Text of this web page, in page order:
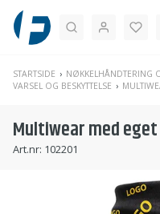
Søk
STARTSIDE NØKKELHÅNDTERING
VARSEL OG BESKYTTELSE
Multiwear med
Art.nr: 102201